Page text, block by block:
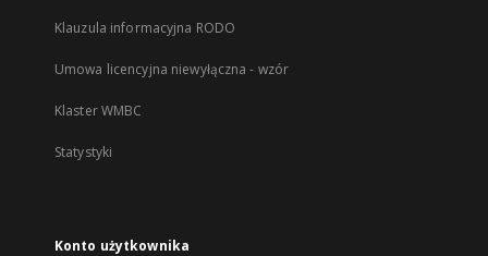
Klauzula informacyjna RODO
Umowa licencyjna niewyłączna - wzór
Klaster WMBC
Statystyki
Konto użytkownika